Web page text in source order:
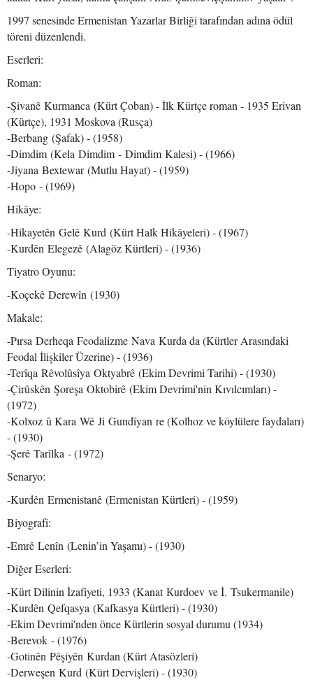
1997 senesinde Ermenistan Yazarlar Birliği tarafından adına ödül
töreni düzenlendi.
Eserleri:
Roman:
-Şivanê Kurmanca (Kürt Çoban) - İlk Kürtçe roman - 1935 Erivan
(Kürtçe), 1931 Moskova (Rusça)
-Berbang (Şafak) - (1958)
-Dimdim (Kela Dimdim - Dimdim Kalesi) - (1966)
-Jiyana Bextewar (Mutlu Hayat) - (1959)
-Hopo - (1969)
Hikâye:
-Hikayetên Gelê Kurd (Kürt Halk Hikâyeleri) - (1967)
-Kurdên Elegezê (Alagöz Kürtleri) - (1936)
Tiyatro Oyunu:
-Koçekê Derewîn (1930)
Makale:
-Pırsa Derheqa Feodalizme Nava Kurda da (Kürtler Arasındaki
Feodal İlişkiler Üzerine) - (1936)
-Terîqa Rêvolûsîya Oktyabrê (Ekim Devrimi Tarihi) - (1930)
-Çirûskên Şoreşa Oktobirê (Ekim Devrimi'nin Kıvılcımları) -
(1972)
-Kolxoz û Kara Wê Ji Gundîyan re (Kolhoz ve köylülere faydaları)
- (1930)
-Şerê Tarîlka - (1972)
Senaryo:
-Kurdên Ermenistanê (Ermenistan Kürtleri) - (1959)
Biyografi:
-Emrê Lenîn (Lenin’in Yaşamı) - (1930)
Diğer Eserleri:
-Kürt Dilinin İzafiyeti, 1933 (Kanat Кurdoev ve İ. Tsukermanile)
-Kurdên Qefqasya (Kafkasya Kürtleri) - (1930)
-Ekim Devrimi'nden önce Kürtlerin sosyal durumu (1934)
-Berevok - (1976)
-Gotinên Pêşiyên Kurdan (Kürt Atasözleri)
-Derweşen Kurd (Kürt Dervişleri) - (1930)